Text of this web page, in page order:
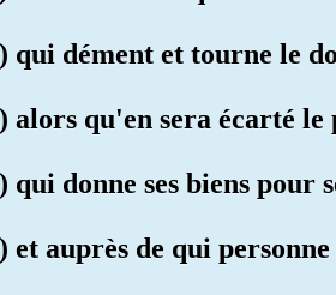
qui dément et tourne le
alors qu'en sera écarté le
qui donne ses biens pour
et auprès de qui